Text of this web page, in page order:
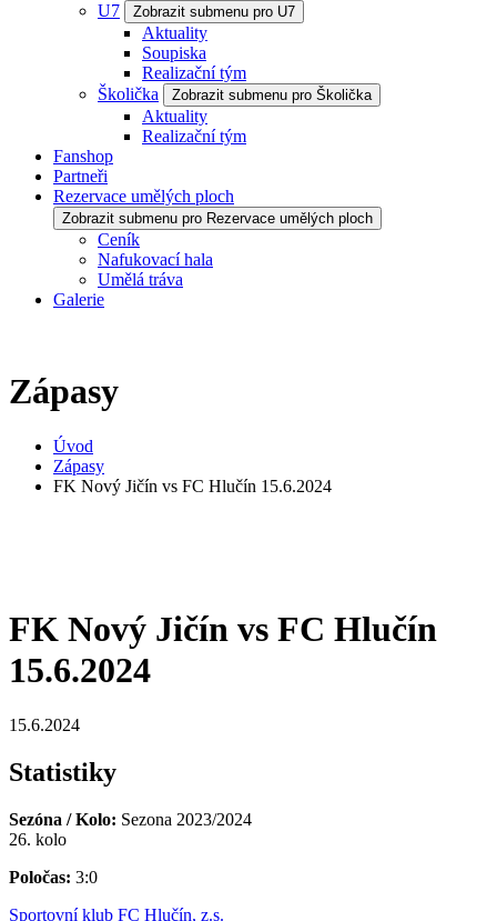
U7
Zobrazit submenu pro U7
Aktuality
Soupiska
Realizační tým
Školička
Zobrazit submenu pro Školička
Aktuality
Realizační tým
Fanshop
Partneři
Rezervace umělých ploch
Zobrazit submenu pro Rezervace umělých ploch
Ceník
Nafukovací hala
Umělá tráva
Galerie
Zápasy
Úvod
Zápasy
FK Nový Jičín vs FC Hlučín 15.6.2024
FK Nový Jičín vs FC Hlučín
15.6.2024
15.6.2024
Statistiky
Sezóna / Kolo: Sezona 2023/2024
26. kolo
Poločas: 3:0
Sportovní klub FC Hlučín, z.s.